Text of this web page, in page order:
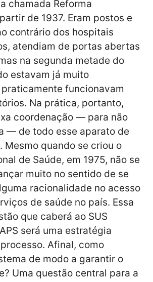
chamada Reforma
de 1937. Eram postos e
contrário dos hospitais
atendiam de portas abertas
na segunda metade do
estavam já muito
funcionavam
Na prática, portanto,
coordenação — para não
— de todo esse aparato de
Mesmo quando se criou o
de Saúde, em 1975, não se
muito no sentido de se
racionalidade no acesso
de saúde no país. Essa
que caberá ao SUS
será uma estratégia
Afinal, como
de modo a garantir o
Uma questão central para a